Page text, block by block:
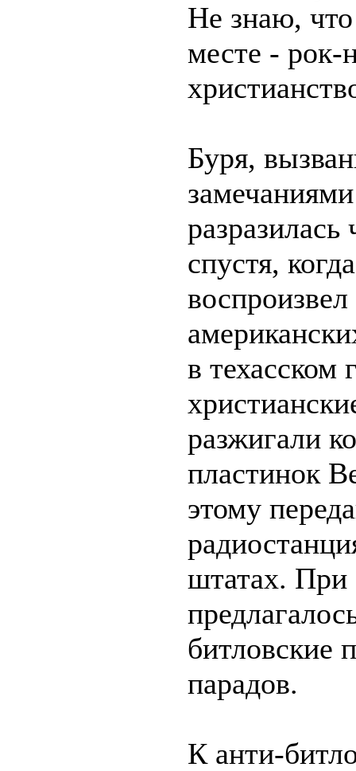
Не знаю,
месте - рок-
Буря,
спустя,
в техасском
разжигали
пластинок
этому
штатах. При
битловские
парадов.
К анти-